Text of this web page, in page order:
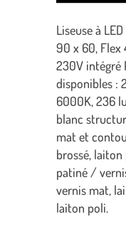
Liseuse à
90 x 60, Flex
230V intégré
disponibles
6000K, 236
blanc
mat et
brossé,
patiné /
vernis mat,
laiton poli.